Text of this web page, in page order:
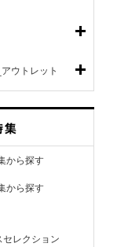
ウトレット
から探す
から探す
レクション